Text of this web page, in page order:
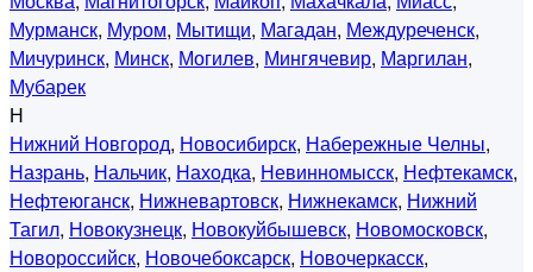
Мурманск, Муром, Мытищи, Магадан, Междуреченск,
Мичуринск, Минск, Могилев, Мингячевир, Маргилан,
Мубарек
Н
Нижний Новгород, Новосибирск, Набережные Челны,
Назрань, Нальчик, Находка, Невинномысск, Нефтекамск,
Нефтеюганск, Нижневартовск, Нижнекамск, Нижний
Тагил, Новокузнецк, Новокуйбышевск, Новомосковск,
Новороссийск, Новочебоксарск, Новочеркасск,